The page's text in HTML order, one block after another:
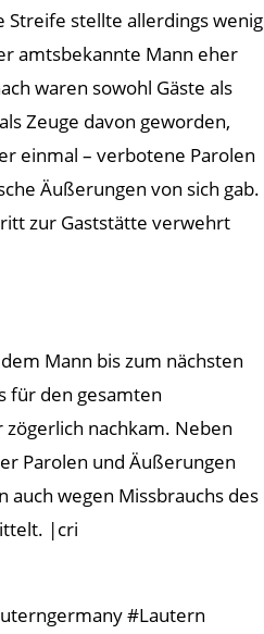
Streife stellte allerdings wenig
amtsbekannte Mann eher
waren sowohl Gäste als
Zeuge davon geworden,
einmal – verbotene Parolen
Äußerungen von sich gab.
zur Gaststätte verwehrt
Mann bis zum nächsten
für den gesamten
nachkam. Neben
Parolen und Äußerungen
auch wegen Missbrauchs des
|cri
#Lautern